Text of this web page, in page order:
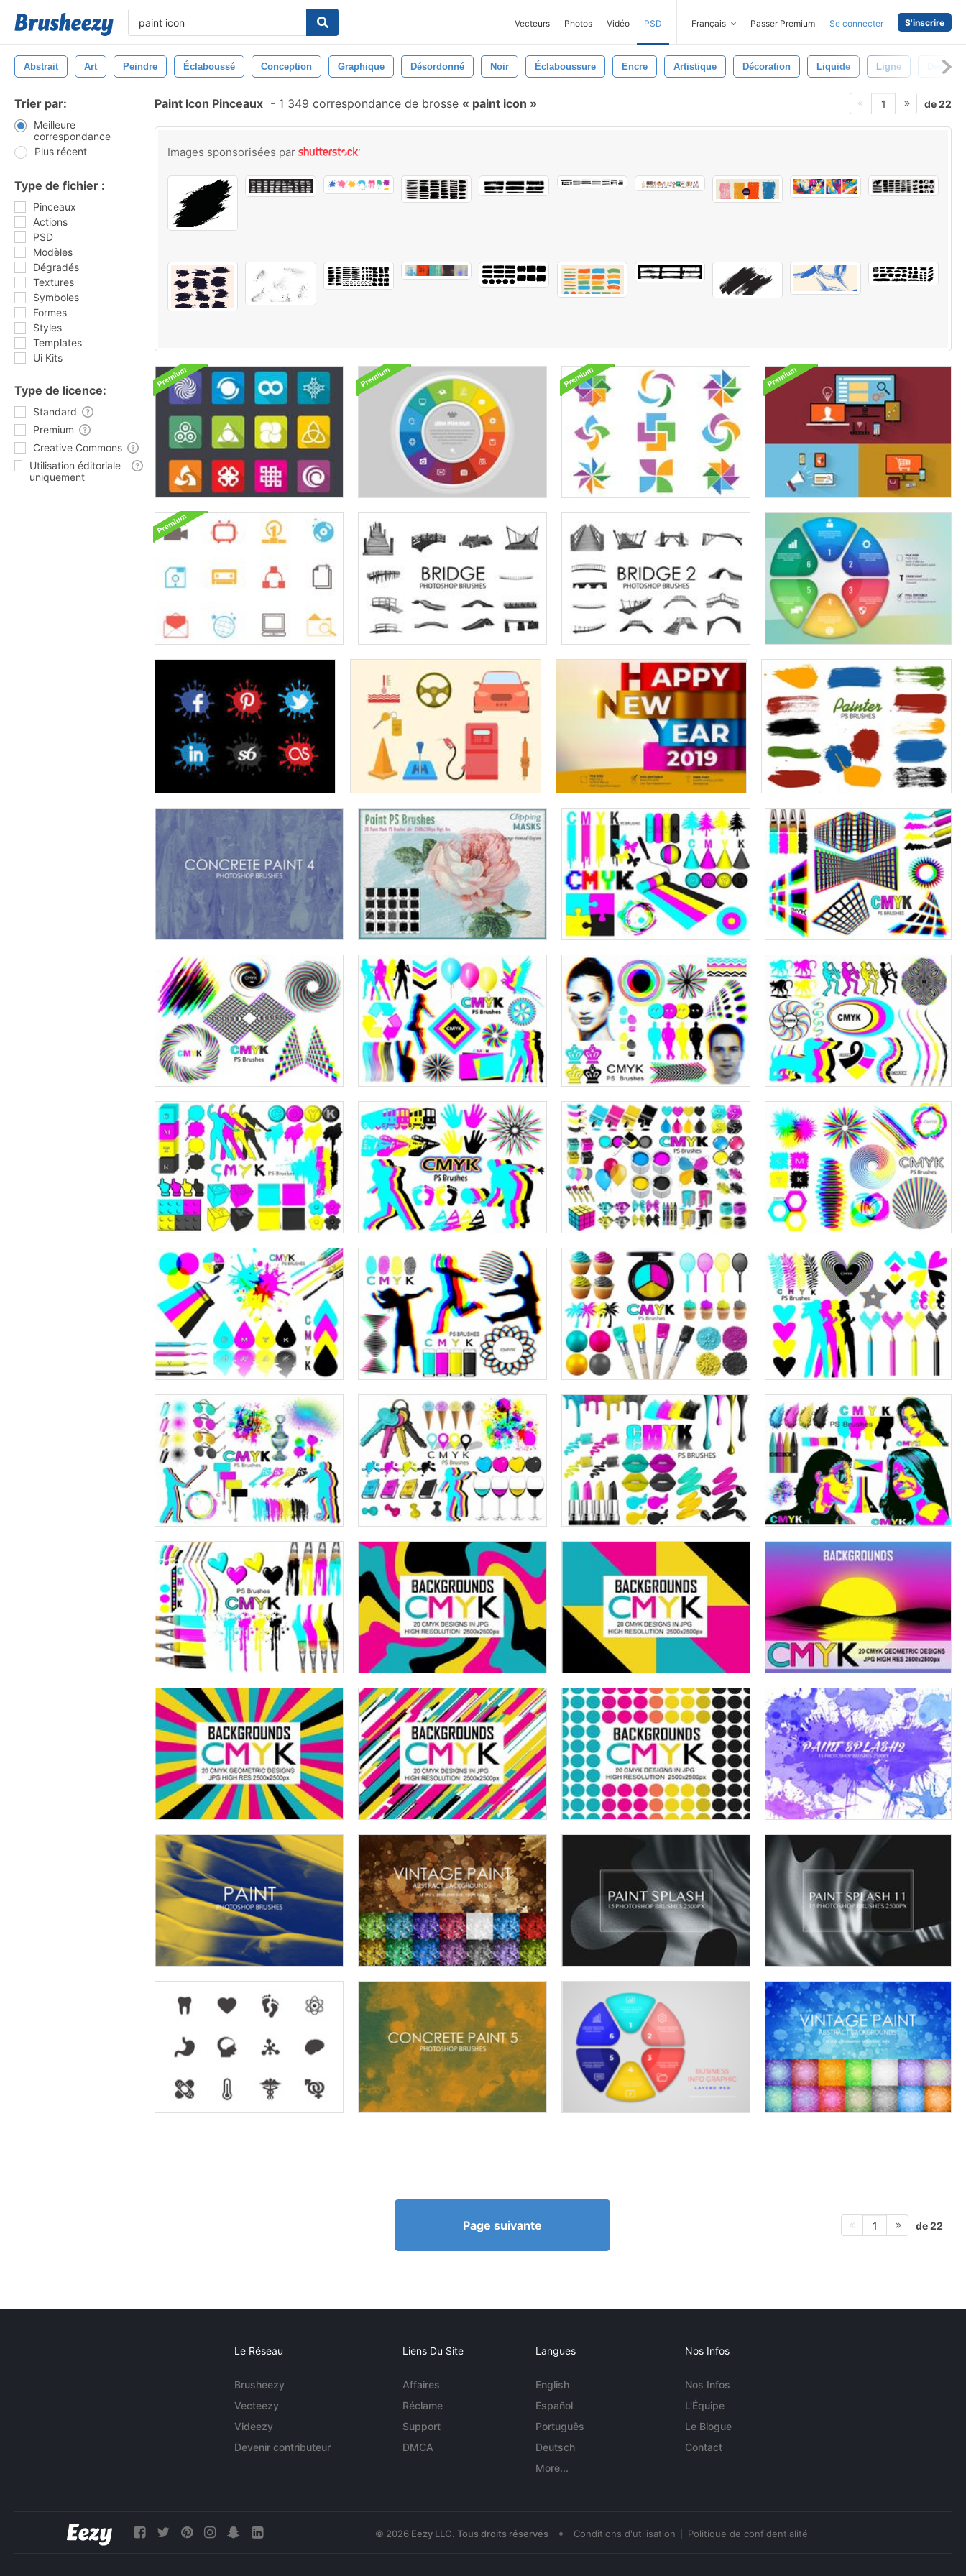
Vecteurs Photos Vidéo PSD Français Passer Premium Se connecter S'inscrire
Abstrait Art Peindre Éclaboussé Conception Graphique Désordonné Noir Éclaboussure Encre Artistique Décoration Liquide Ligne Dessin
Trier par:
Meilleure
correspondance
Plus récent
Type de fichier :
Pinceaux
Actions
PSD
Modèles
Dégradés
Textures
Symboles
Formes
Styles
Templates
Ui Kits
Type de licence:
Standard
Premium
Creative Commons
Utilisation éditoriale
uniquement
Paint Icon Pinceaux - 1 349 correspondance de brosse paint icon 1 de 22
Images sponsorisées par
Page suivante 1 de 22
Le Réseau
Brusheezy
Vecteezy
Videezy
Devenir contributeur
Liens Du Site
Affaires
Réclame
Support
DMCA
Langues
English
Español
Português
Deutsch
More...
Nos Infos
Nos Infos
L'Équipe
Le Blogue
Contact
© 2026 Eezy LLC. Tous droits réservés • Conditions d'utilisation Politique de confidentialité